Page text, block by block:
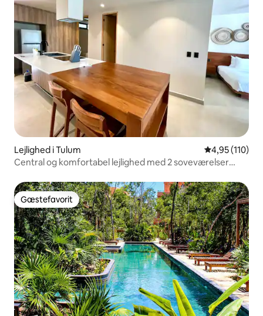
Lejlighed i Tulum 4,95 ud af 5 i
4,95 (110)
Central og komfortabel lejlighed med 2 soveværelser
Gæstefavorit
Gæstefavorit